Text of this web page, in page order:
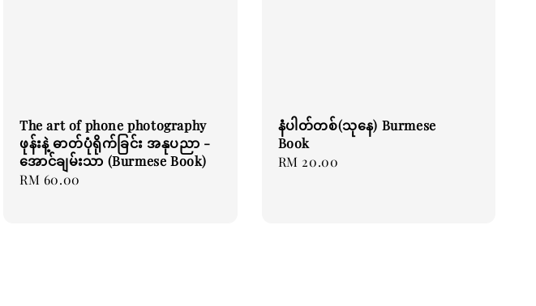
The art of phone photography
ဖုန်းနဲ့ ဓာတ်ပုံရိုက်ခြင်း အနုပညာ -
အောင်ချမ်းသာ (Burmese Book)
Regular
RM 60.00
နံပါတ်တစ်(သုနေ) Burmese
Book
Regular
RM 20.00